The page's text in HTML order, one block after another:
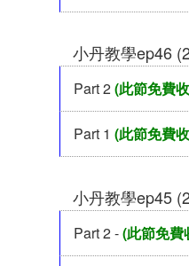
小丹教學ep46
Part 2(此節免費
Part 1 (此節免費
小丹教學ep45
Part 2 -(此節免費